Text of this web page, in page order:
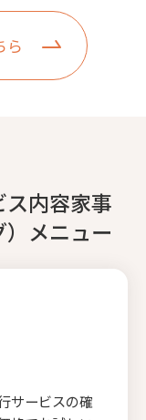
ら
内容家事
メニュー
サービスの確